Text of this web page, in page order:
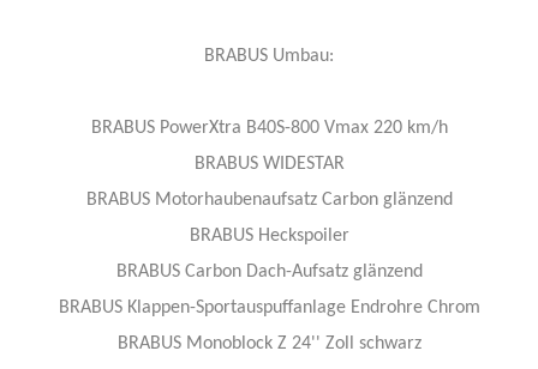
BRABUS Umbau:
BRABUS PowerXtra B40S-800 Vmax 220 km/h
BRABUS WIDESTAR
BRABUS Motorhaubenaufsatz Carbon glänzend
BRABUS Heckspoiler
BRABUS Carbon Dach-Aufsatz glänzend​
BRABUS Klappen-Sportauspuffanlage Endrohre Chrom
BRABUS Monoblock Z 24'' Zoll schwarz